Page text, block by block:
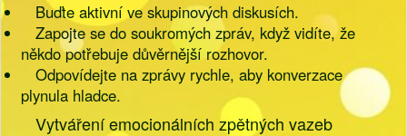
Buďte aktivní ve skupinových diskusích.
Zapojte se do soukromých zpráv, když vidíte, že
někdo potřebuje důvěrnější rozhovor.
Odpovídejte na zprávy rychle, aby konverzace
plynula hladce.
Vytváření emocionálních zpětných vazeb